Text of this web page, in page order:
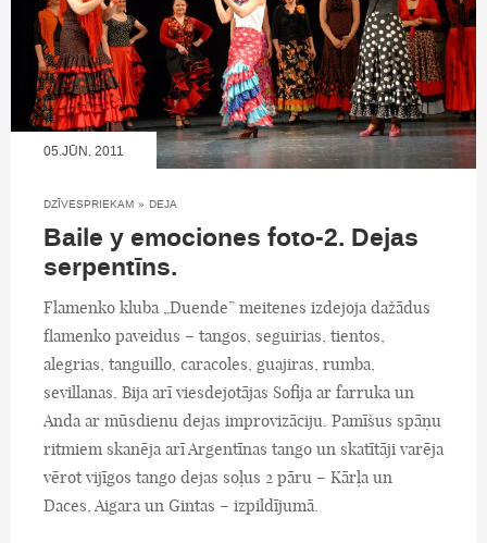
05.JŪN, 2011
DZĪVESPRIEKAM » DEJA
Baile y emociones foto-2. Dejas
serpentīns.
Flamenko kluba „Duende” meitenes izdejoja dažādus
flamenko paveidus – tangos, seguirias, tientos,
alegrias, tanguillo, caracoles, guajiras, rumba,
sevillanas. Bija arī viesdejotājas Sofija ar farruka un
Anda ar mūsdienu dejas improvizāciju. Pamīšus spāņu
ritmiem skanēja arī Argentīnas tango un skatītāji varēja
vērot vijīgos tango dejas soļus 2 pāru – Kārļa un
Daces, Aigara un Gintas – izpildījumā.